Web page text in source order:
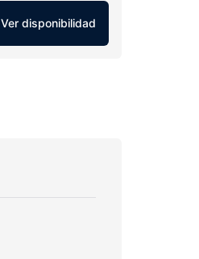
Ver disponibilidad